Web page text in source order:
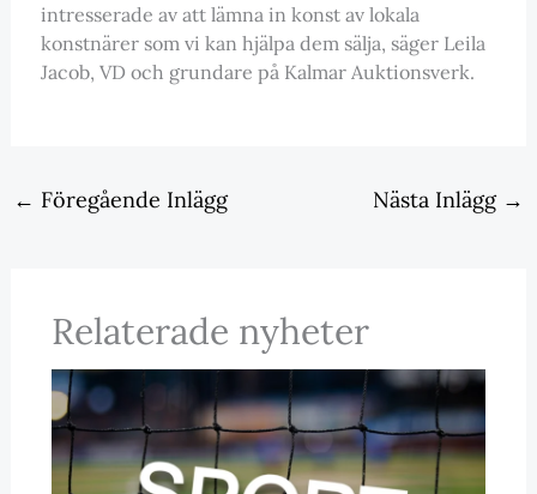
intresserade av att lämna in konst av lokala
konstnärer som vi kan hjälpa dem sälja, säger Leila
Jacob, VD och grundare på Kalmar Auktionsverk.
← Föregående Inlägg Nästa Inlägg →
Relaterade nyheter